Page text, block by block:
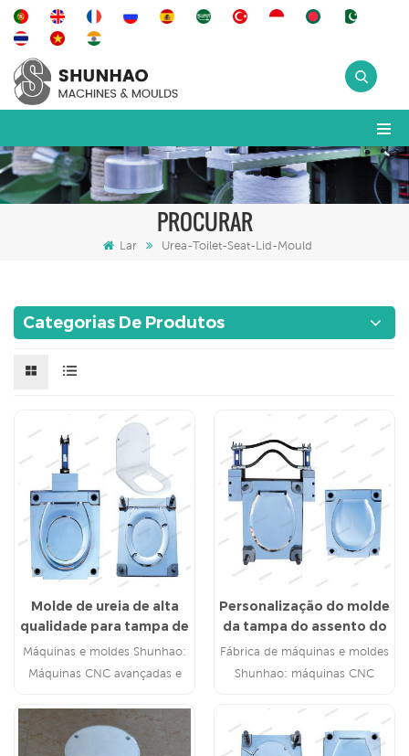
PROCURAR
Lar Urea-Toilet-Seat-Lid-Mould
Categorias De Produtos
Molde de ureia de alta
qualidade para tampa de
assento sanitário
Máquinas e moldes Shunhao:
Máquinas CNC avançadas e
2002.
Personalização do molde
da tampa do assento do
vaso sanitário Shunhao
Ureia
Fábrica de máquinas e moldes
Shunhao: máquinas CNC
Taiwan desde 2002